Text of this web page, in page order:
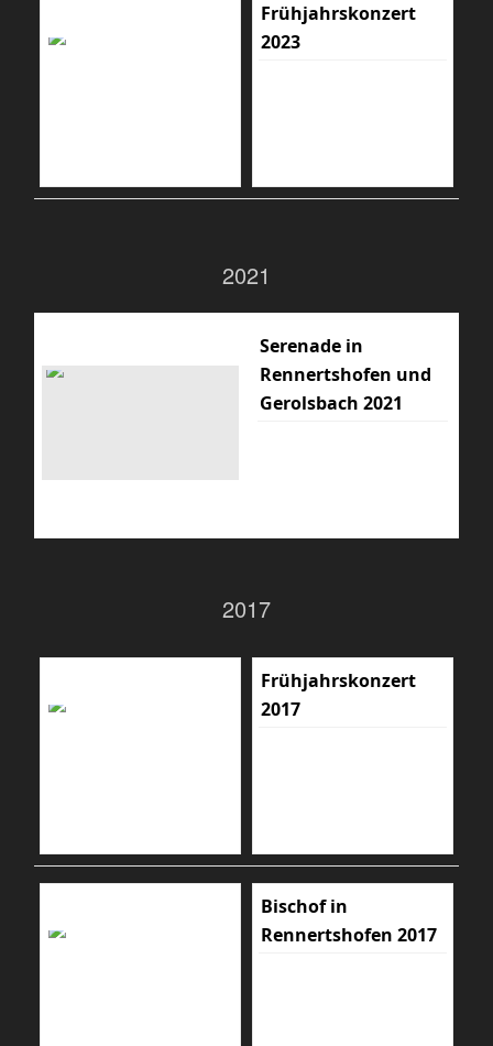
Frühjahrskonzert
2023
2021
Serenade in
Rennertshofen und
Gerolsbach 2021
2017
Frühjahrskonzert
2017
Bischof in
Rennertshofen 2017